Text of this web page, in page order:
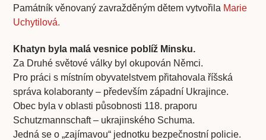
Památník věnovaný zavražděným dětem vytvořila Marie
Uchytilová.
Khatyn byla malá vesnice poblíž Minsku.
Za Druhé světové války byl okupován Němci.
Pro práci s místním obyvatelstvem přitahovala říšská
správa kolaboranty – především západní Ukrajince.
Obec byla v oblasti působnosti 118. praporu
Schutzmannschaft – ukrajinského Schuma.
Jedná se o „zajímavou“ jednotku bezpečnostní policie.